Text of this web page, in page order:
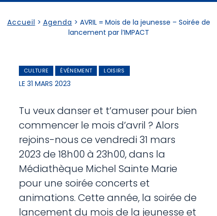
Accueil > Agenda > AVRIL = Mois de la jeunesse – Soirée de
lancement par l’IMPACT
CULTURE ÉVÉNEMENT LOISIRS
LE 31 MARS 2023
Tu veux danser et t’amuser pour bien
commencer le mois d’avril ? Alors
rejoins-nous ce vendredi 31 mars
2023 de 18h00 à 23h00, dans la
Médiathèque Michel Sainte Marie
pour une soirée concerts et
animations. Cette année, la soirée de
lancement du mois de la jeunesse et